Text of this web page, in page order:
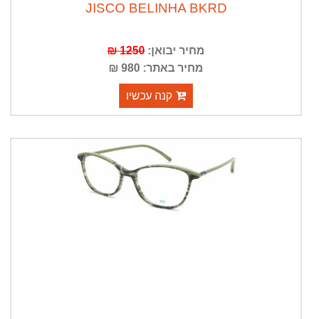
JISCO BELINHA BKRD
מחיר יבואן: 1250 ₪
מחיר באתר: 980 ₪
קנה עכשיו